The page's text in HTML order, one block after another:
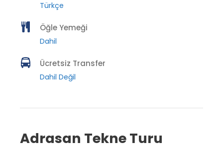
Türkçe
Öğle Yemeği
Dahil
Ücretsiz Transfer
Dahil Değil
Adrasan Tekne Turu